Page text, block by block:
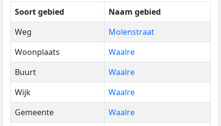
Soort gebied
Naam gebied
Weg
Molenstraat
Woonplaats
Waalre
Buurt
Waalre
Wijk
Waalre
Gemeente
Waalre